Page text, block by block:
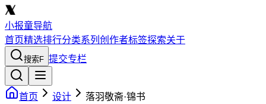
小报童导航
首页精选排行分类系列 创作者标签探索关于
搜索F 提交专栏
首页 设计 落羽敬斋·锦书